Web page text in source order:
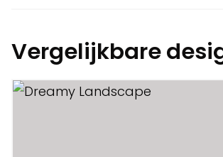
Vergelijkbare